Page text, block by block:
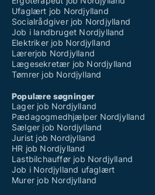
Ufaglært job Nordjylland
Socialrådgiver job Nordjylland
Job i landbruget Nordjylland
Elektriker job Nordjylland
Lærerjob Nordjylland
Lægesekretær job Nordjylland
Tømrer job Nordjylland
Populære søgninger
Lager job Nordjylland
Pædagogmedhjælper Nordjylland
Sælger job Nordjylland
Jurist job Nordjylland
HR job Nordjylland
Lastbilchauffør job Nordjylland
Job i Nordjylland ufaglært
Murer job Nordjylland